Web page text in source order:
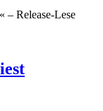
– Release-Lese